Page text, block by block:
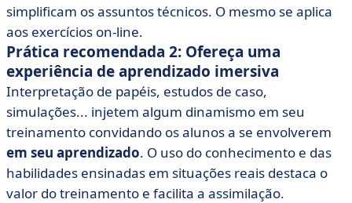
simplificam os assuntos técnicos. O mesmo se aplica
aos exercícios on-line.
Prática recomendada 2: Ofereça uma
experiência de aprendizado imersiva
Interpretação de papéis, estudos de caso,
simulações... injetem algum dinamismo em seu
treinamento convidando os alunos a se envolverem
em seu aprendizado. O uso do conhecimento e das
habilidades ensinadas em situações reais destaca o
valor do treinamento e facilita a assimilação.